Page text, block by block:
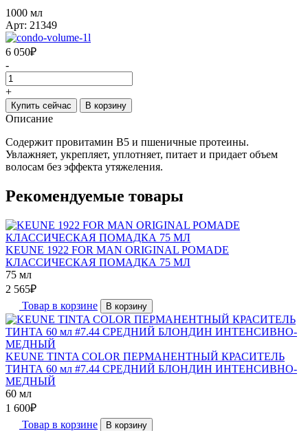
1000 мл
Арт: 21349
6 050₽
-
+
Купить сейчас В корзину
Описание
Содержит провитамин В5 и пшеничные протеины.
Увлажняет, укрепляет, уплотняет, питает и придает объем
волосам без эффекта утяжеления.
Рекомендуемые товары
KEUNE 1922 FOR MAN ORIGINAL POMADE
КЛАССИЧЕСКАЯ ПОМАДКА 75 МЛ
75 мл
2 565₽
Товар в корзине
В корзину
KEUNE TINTA COLOR ПЕРМАНЕНТНЫЙ КРАСИТЕЛЬ
ТИНТА 60 мл #7.44 СРЕДНИЙ БЛОНДИН ИНТЕНСИВНО-
МЕДНЫЙ
60 мл
1 600₽
Товар в корзине
В корзину